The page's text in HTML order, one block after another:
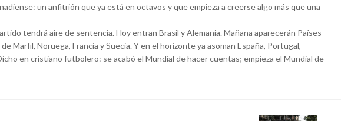
un anfitrión que ya está en octavos y que empieza a creerse algo más que una
tendrá aire de sentencia. Hoy entran Brasil y Alemania. Mañana aparecerán Países
Marfil, Noruega, Francia y Suecia. Y en el horizonte ya asoman España, Portugal,
en cristiano futbolero: se acabó el Mundial de hacer cuentas; empieza el Mundial de